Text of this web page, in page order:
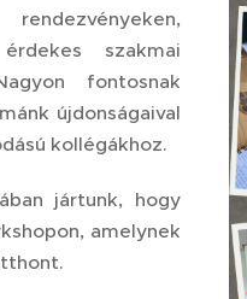
szakmai
fontosnak
újdonságaival
kollégákhoz.
jártunk, hogy
amelynek